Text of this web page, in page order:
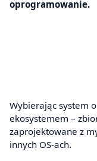
oprogramowanie.
Wybierając system
ekosystemem –
zaprojektowane z
innych OS-ach.